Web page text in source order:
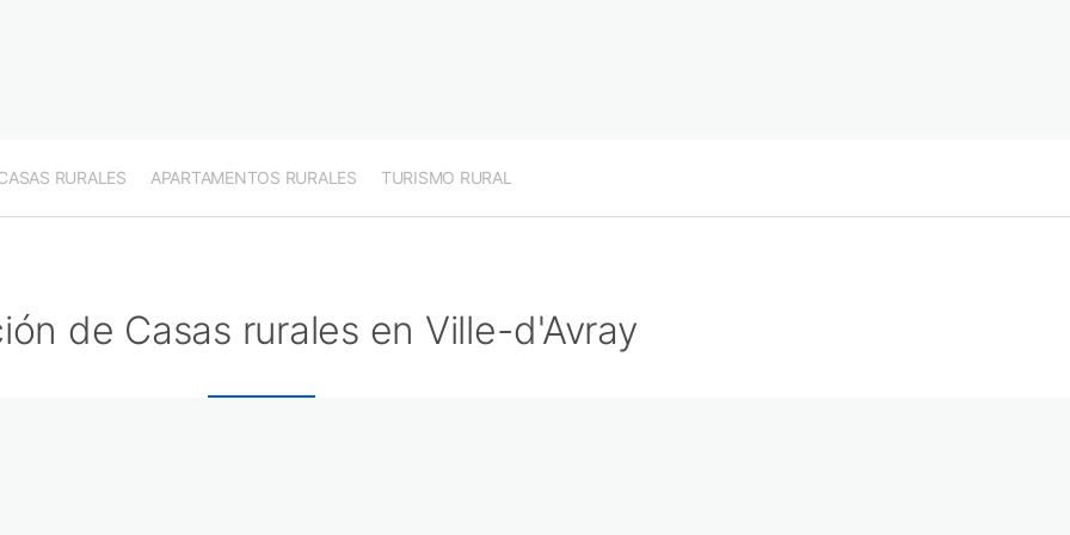
RURALES APARTAMENTOS RURALES TURISMO RURAL
de Casas rurales en Ville-d'Avray